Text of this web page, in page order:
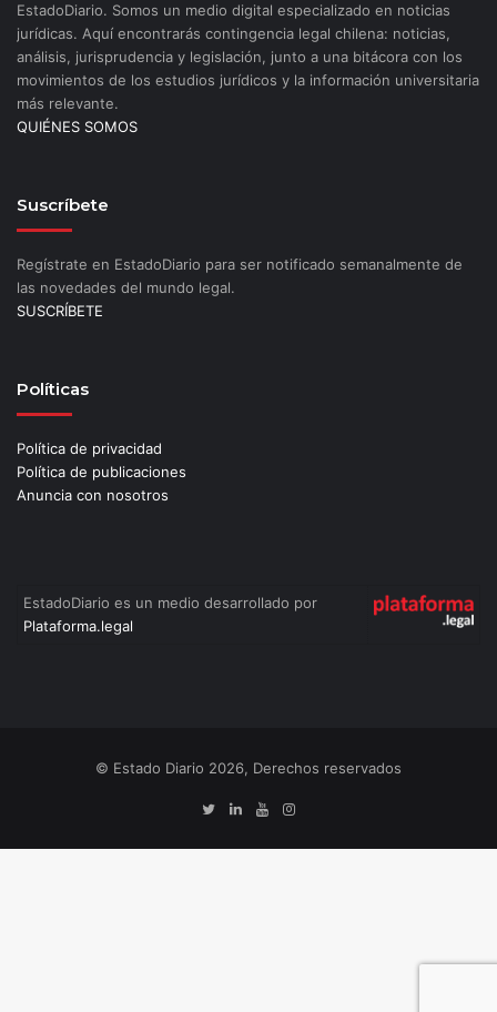
EstadoDiario. Somos un medio digital especializado en noticias
jurídicas. Aquí encontrarás contingencia legal chilena: noticias,
análisis, jurisprudencia y legislación, junto a una bitácora con los
movimientos de los estudios jurídicos y la información universitaria
más relevante.
QUIÉNES SOMOS
Suscríbete
Regístrate en EstadoDiario para ser notificado semanalmente de
las novedades del mundo legal.
SUSCRÍBETE
Políticas
Política de privacidad
Política de publicaciones
Anuncia con nosotros
EstadoDiario es un medio desarrollado por
Plataforma.legal
© Estado Diario 2026, Derechos reservados